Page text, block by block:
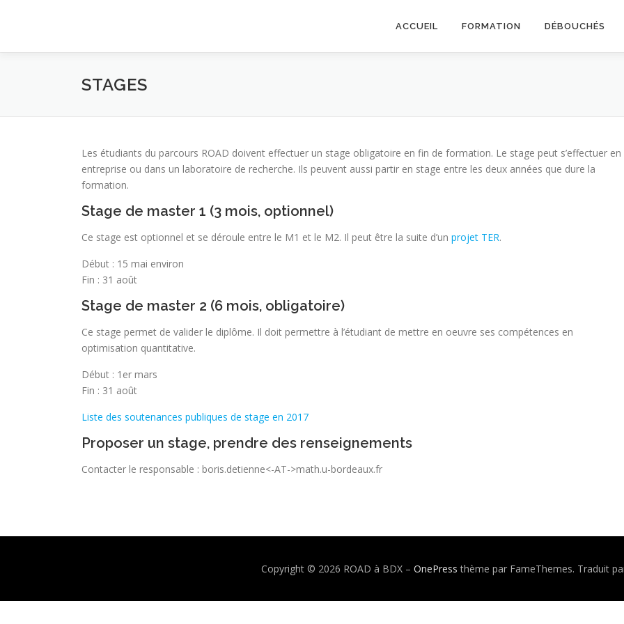
ACCUEIL FORMATION DÉBOUCHÉS
STAGES
Les étudiants du parcours ROAD doivent effectuer un stage obligatoire en fin de formation. Le stage peut s’effectuer en
entreprise ou dans un laboratoire de recherche. Ils peuvent aussi partir en stage entre les deux années que dure la
formation.
Stage de master 1 (3 mois, optionnel)
Ce stage est optionnel et se déroule entre le M1 et le M2. Il peut être la suite d’un projet TER.
Début : 15 mai environ
Fin : 31 août
Stage de master 2 (6 mois, obligatoire)
Ce stage permet de valider le diplôme. Il doit permettre à l’étudiant de mettre en oeuvre ses compétences en
optimisation quantitative.
Début : 1er mars
Fin : 31 août
Liste des soutenances publiques de stage en 2017
Proposer un stage, prendre des renseignements
Contacter le responsable : boris.detienne<-AT->math.u-bordeaux.fr
Copyright © 2026 ROAD à BDX – OnePress thème par FameThemes. Traduit